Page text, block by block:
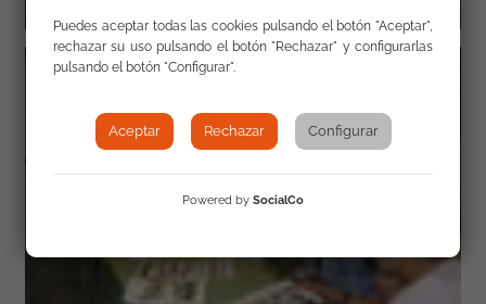
Puedes aceptar todas las cookies pulsando el botón "Aceptar",
rechazar su uso pulsando el botón "Rechazar" y configurarlas
pulsando el botón "Configurar".
Aceptar Rechazar Configurar
Powered by SocialCo